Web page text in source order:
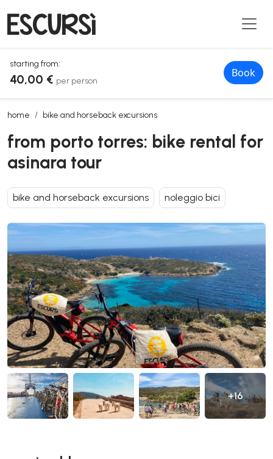
starting from:
40,00 € per person
Book
home bike and horseback excursions
from porto torres: bike rental for asinara tour
from porto torres: bike rental for
asinara tour
bike and horseback excursions noleggio bici
+16